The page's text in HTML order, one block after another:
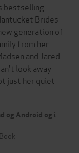
bestselling
Brides
generation of
from her
and Jared
look away
just her quiet
og Android og i